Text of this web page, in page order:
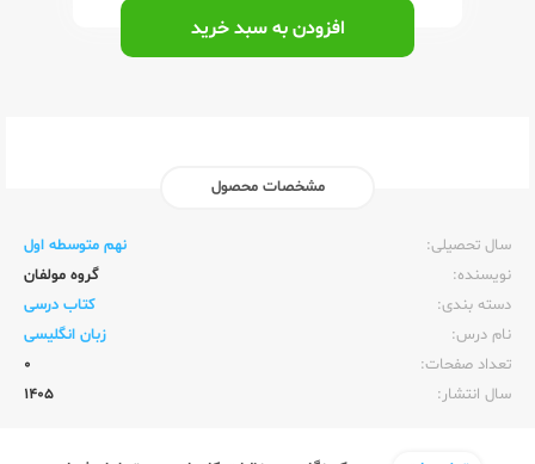
افزودن به سبد خرید
مشخصات محصول
سال تحصیلی:‌
نهم متوسطه اول
نویسنده:‌
گروه مولفان
دسته بندی:
کتاب درسی
نام درس:
زبان انگلیسی
تعداد صفحات:‌
0
سال انتشار:‌
1405